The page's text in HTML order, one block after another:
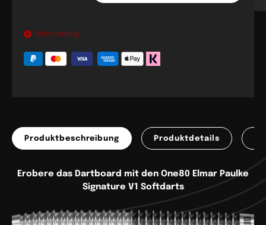
Nicht vorrätig
Produktbeschreibung Produktdetails
Erobere das Dartboard mit den One80 Elmar Paulke
Signature V1 Softdarts